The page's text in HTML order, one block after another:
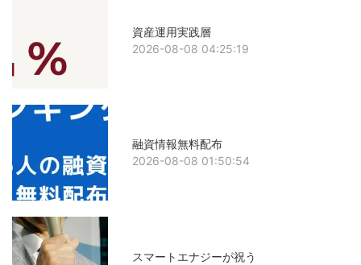
資産運用実践層
2026-08-08 04:25:19
融資情報無料配布
2026-08-08 01:50:54
スマートエナジーが祝う